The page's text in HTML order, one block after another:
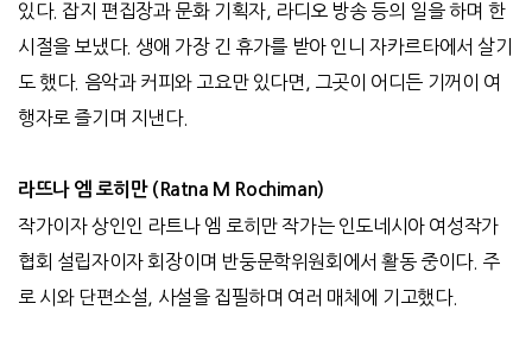
있다. 잡지 편집장과 문화 기획자, 라디오 방송 등의 일을 하며 한
시절을 보냈다. 생애 가장 긴 휴가를 받아 인니 자카르타에서 살기
도 했다. 음악과 커피와 고요만 있다면, 그곳이 어디든 기꺼이 여
행자로 즐기며 지낸다.
라뜨나 엠 로히만 (Ratna M Rochiman)
작가이자 상인인 라트나 엠 로히만 작가는 인도네시아 여성작가
협회 설립자이자 회장이며 반둥문학위원회에서 활동 중이다. 주
로 시와 단편소설, 사설을 집필하며 여러 매체에 기고했다.